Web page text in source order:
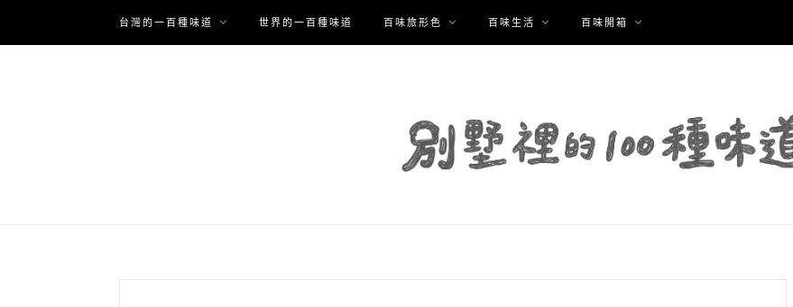
台灣的一百種味道 世界的一百種味道 百味旅形色 百味生活 百味開箱